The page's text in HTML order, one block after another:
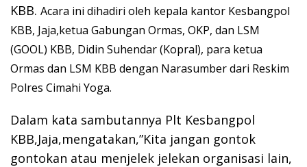
KBB. Acara ini dihadiri oleh kepala kantor Kesbangpol
KBB, Jaja,ketua Gabungan Ormas, OKP, dan LSM
(GOOL) KBB, Didin Suhendar (Kopral), para ketua
Ormas dan LSM KBB dengan Narasumber dari Reskim
Polres Cimahi Yoga.
Dalam kata sambutannya Plt Kesbangpol
KBB,Jaja,mengatakan,”Kita jangan gontok
gontokan atau menjelek jelekan organisasi lain,